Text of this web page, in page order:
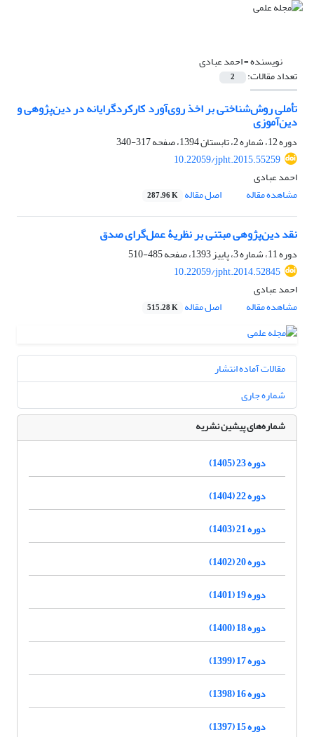
نویسنده =احمد عبادی
تعداد مقالات: 2
تأملی روش‌شناختی بر اخذ روی‌آورد کارکردگرایانه در دین‌پژوهی و
دین‌آموزی
دوره 12، شماره 2، تابستان 1394، صفحه
317-340
10.22059/jpht.2015.55259
احمد عبادی
مشاهده مقاله
اصل مقاله 287.96 K
نقد دین‌پژوهی مبتنی بر نظریۀ عمل‌گرای صدق
دوره 11، شماره 3، پاییز 1393، صفحه
485-510
10.22059/jpht.2014.52845
احمد عبادی
مشاهده مقاله
اصل مقاله 515.28 K
مقالات آماده انتشار
شماره جاری
شماره‌های پیشین نشریه
دوره 23 (1405)
دوره 22 (1404)
دوره 21 (1403)
دوره 20 (1402)
دوره 19 (1401)
دوره 18 (1400)
دوره 17 (1399)
دوره 16 (1398)
دوره 15 (1397)